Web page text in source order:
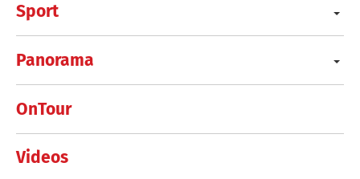
Sport
Panorama
OnTour
Videos